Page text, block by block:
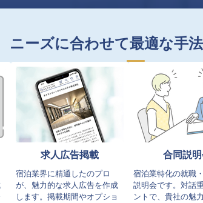
ニーズに合わせて最適な手
求人広告掲載
宿泊業界に精通したのプロ
が、魅力的な求人広告を作成
します。掲載期間やオプショ
合同説
宿泊業特化の就職
説明会です。対話
ントで、貴社の魅